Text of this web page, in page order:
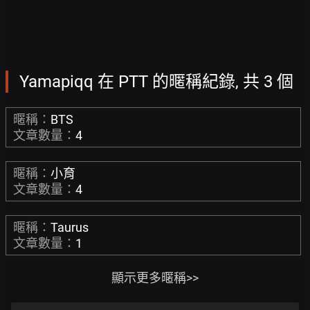
Yamapiqq 在 PTT 的暱稱紀錄, 共 3 個
暱稱： BTS
文章數量： 4
暱稱： 小育
文章數量： 4
暱稱： Taurus
文章數量： 1
顯示更多暱稱>>